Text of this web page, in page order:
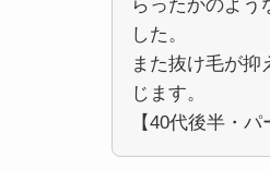
らったかのよう
した。
また抜け毛が抑
じます。
【40代後半・パ